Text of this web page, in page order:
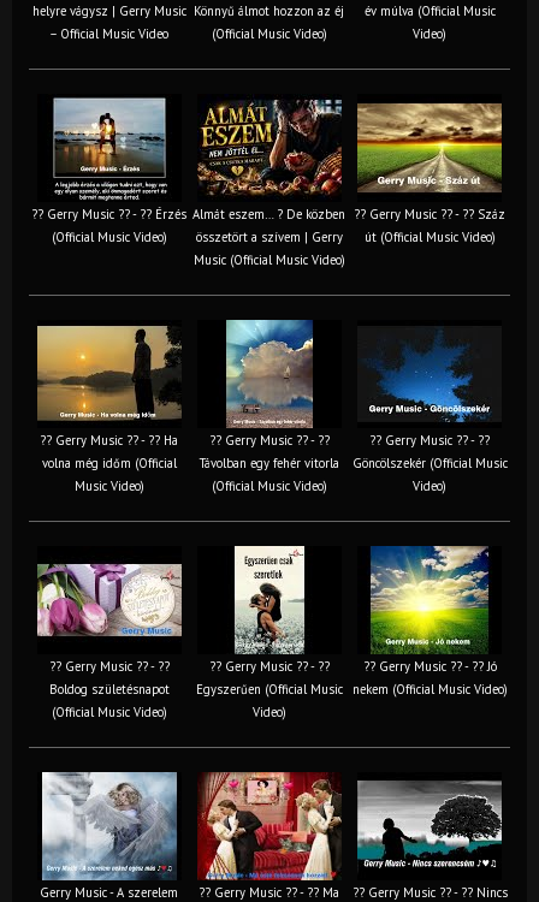
helyre vágysz | Gerry Music
– Official Music Video
Könnyű álmot hozzon az éj
(Official Music Video)
év múlva (Official Music
Video)
?? Gerry Music ?? - ?? Érzés
(Official Music Video)
Almát eszem… ? De közben
összetört a szívem | Gerry
Music (Official Music Video)
?? Gerry Music ?? - ?? Száz
út (Official Music Video)
?? Gerry Music ?? - ?? Ha
volna még időm (Official
Music Video)
?? Gerry Music ?? - ??
Távolban egy fehér vitorla
(Official Music Video)
?? Gerry Music ?? - ??
Göncölszekér (Official Music
Video)
?? Gerry Music ?? - ??
Boldog születésnapot
(Official Music Video)
?? Gerry Music ?? - ??
Egyszerűen (Official Music
Video)
?? Gerry Music ?? - ?? Jó
nekem (Official Music Video)
Gerry Music - A szerelem
?? Gerry Music ?? - ?? Ma
?? Gerry Music ?? - ?? Nincs